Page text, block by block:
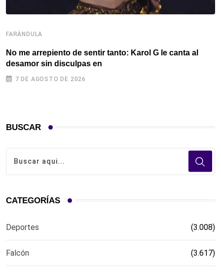
FARÁNDULA
No me arrepiento de sentir tanto: Karol G le canta al
desamor sin disculpas en
7 DE AGOSTO DE 2026
BUSCAR
CATEGORÍAS
Deportes (3.008)
Falcón (3.617)